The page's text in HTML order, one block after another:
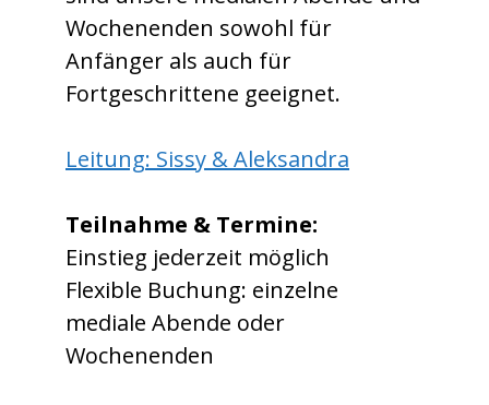
Wochenenden sowohl für
Anfänger als auch für
Fortgeschrittene geeignet.
Leitung: Sissy & Aleksandra
Teilnahme & Termine:
Einstieg jederzeit möglich
Flexible Buchung: einzelne
mediale Abende oder
Wochenenden